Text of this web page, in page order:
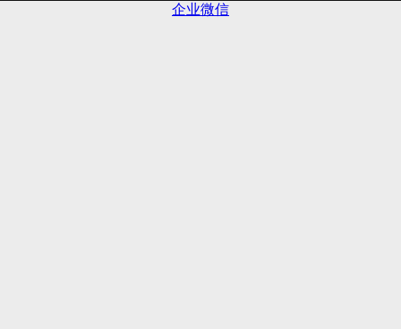
企业微信